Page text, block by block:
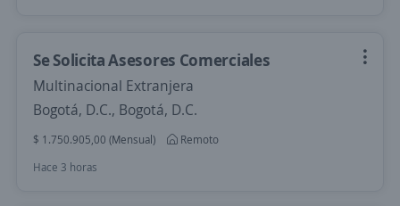
Se Solicita Asesores Comerciales
Multinacional Extranjera
Bogotá, D.C., Bogotá, D.C.
$ 1.750.905,00 (Mensual)
Remoto
Hace 3 horas